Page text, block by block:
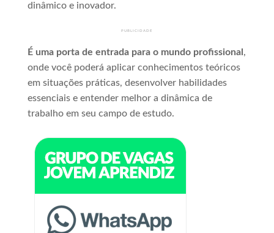
dinâmico e inovador.
PUBLICIDADE
É uma porta de entrada para o mundo profissional ,
onde você poderá aplicar conhecimentos teóricos
em situações práticas, desenvolver habilidades
essenciais e entender melhor a dinâmica de
trabalho em seu campo de estudo.